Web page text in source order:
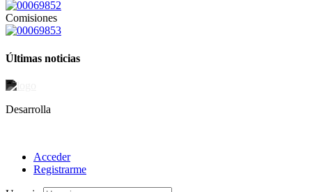
Comisiones
Últimas noticias
Desarrolla
Acceder
Registrarme